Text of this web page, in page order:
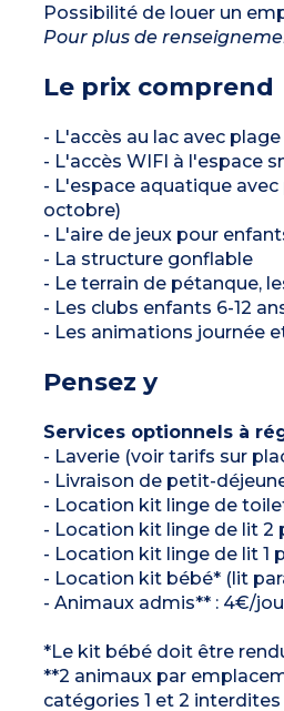
Possibilité de louer un
Pour plus de
Le prix comprend
- L'accès au lac avec
- L'accès WIFI à l'espace
- L'espace aquatique
octobre)
- L'aire de jeux pour
- La structure gonflable
- Le terrain de pétanque,
- Les clubs enfants 6-12
- Les animations journée
Pensez y
Services optionnels à
- Laverie (voir tarifs sur
- Livraison de petit-
- Location kit linge de
- Location kit linge de lit 2
- Location kit linge de lit 1
- Location kit bébé* (lit
- Animaux admis** : 4€/
*Le kit bébé doit être
**2 animaux par
catégories 1 et 2 interdites